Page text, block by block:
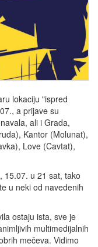
lokaciju "ispred
a prijave su
ali i Grada,
Kantor (Molunat),
Love (Cavtat),
15.07. u 21 sat, tako
u neki od navedenih
ostaju ista, sve je
multimedijalnih
mečeva. Vidimo